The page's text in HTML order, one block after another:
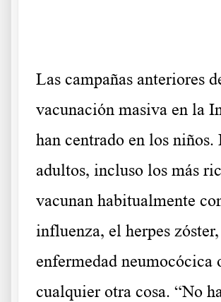
Las campañas anteriores
vacunación masiva en la
han centrado en los niños.
adultos, incluso los más
vacunan habitualmente
influenza, el herpes
enfermedad neumocócica
cualquier otra cosa. “No